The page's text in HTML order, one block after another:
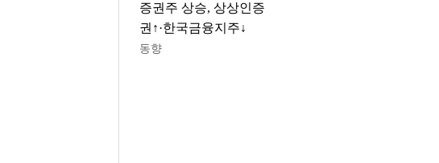
증권주 상승, 상상인증
권↑·한국금융지주↓
동향